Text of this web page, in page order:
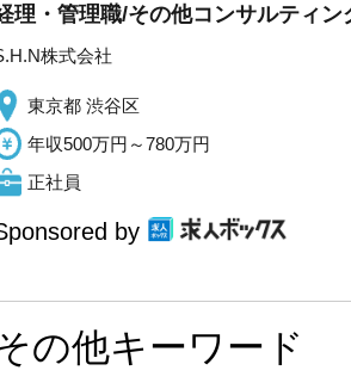
理・管理職/その他コンサルティン
株式会社
東京都 渋谷区
年収500万円～780万円
正社員
by
の他キーワード